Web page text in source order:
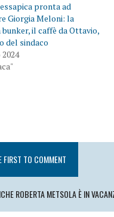
pronta ad
Giorgia Meloni: la
bunker, il caffè da Ottavio,
del sindaco
FIRST TO COMMENT
ROBERTA METSOLA È IN